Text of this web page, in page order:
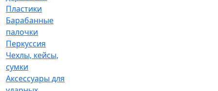
Пластики
Барабанные
палочки
Перкуссия
Чехлы, кейсы,
сумки
Аксессуары для